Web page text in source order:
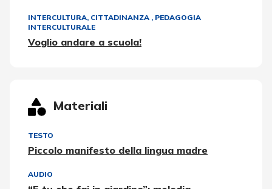
INTERCULTURA, CITTADINANZA , PEDAGOGIA
INTERCULTURALE
Voglio andare a scuola!
Materiali
TESTO
Piccolo manifesto della lingua madre
AUDIO